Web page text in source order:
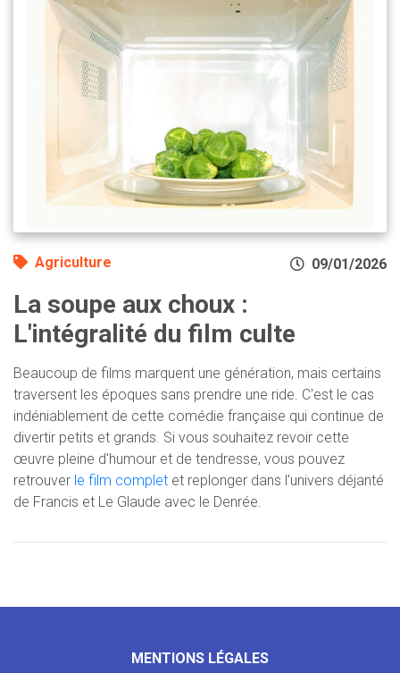
Agriculture 09/01/2026
La soupe aux choux :
L'intégralité du film culte
Beaucoup de films marquent une génération, mais certains
traversent les époques sans prendre une ride. C'est le cas
indéniablement de cette comédie française qui continue de
divertir petits et grands. Si vous souhaitez revoir cette
œuvre pleine d'humour et de tendresse, vous pouvez
retrouver le film complet et replonger dans l'univers déjanté
de Francis et Le Glaude avec le Denrée.
MENTIONS LÉGALES